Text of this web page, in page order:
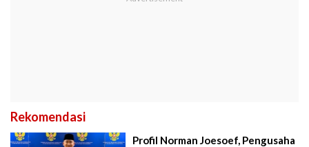
Rekomendasi
Profil Norman Joesoef, Pengusaha